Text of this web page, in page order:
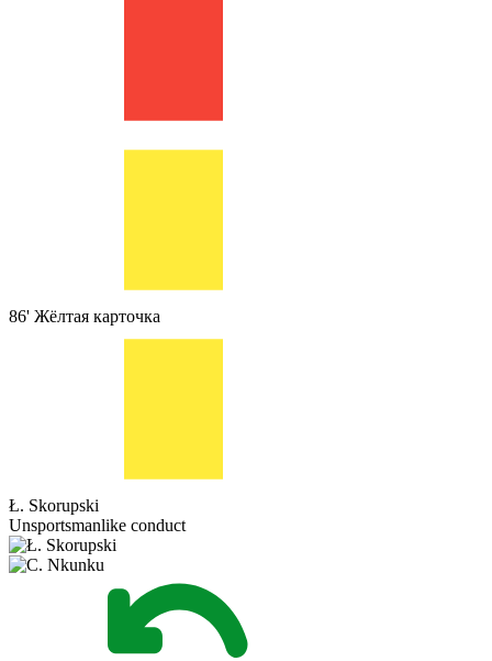
86' Жёлтая карточка
Ł. Skorupski
Unsportsmanlike conduct